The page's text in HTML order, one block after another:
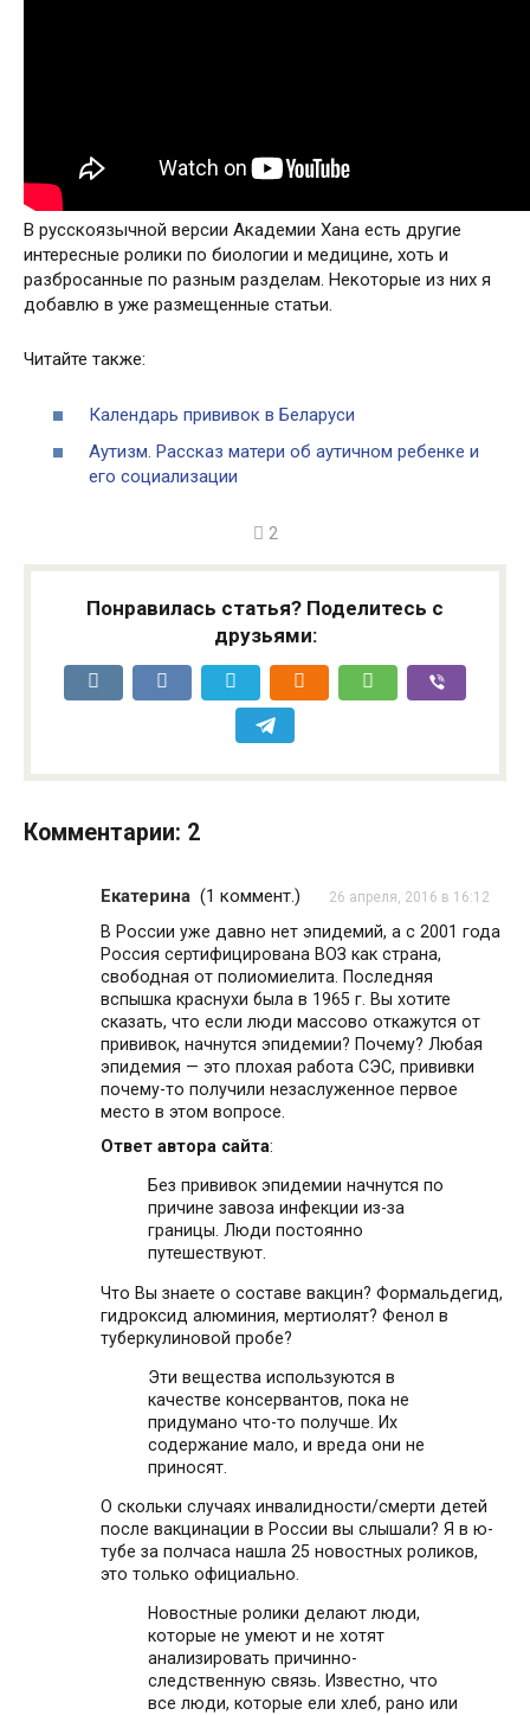
В русскоязычной версии Академии Хана есть другие
интересные ролики по биологии и медицине, хоть и
разбросанные по разным разделам. Некоторые из них я
добавлю в уже размещенные статьи.
Читайте также:
Календарь прививок в Беларуси
Аутизм. Рассказ матери об аутичном ребенке и
его социализации
2
Понравилась статья? Поделитесь с
друзьями:
Комментарии: 2
Екатерина (1 коммент.) 26 апреля, 2016 в 16:12
В России уже давно нет эпидемий, а с 2001 года
Россия сертифицирована ВОЗ как страна,
свободная от полиомиелита. Последняя
вспышка краснухи была в 1965 г. Вы хотите
сказать, что если люди массово откажутся от
прививок, начнутся эпидемии? Почему? Любая
эпидемия — это плохая работа СЭС, прививки
почему-то получили незаслуженное первое
место в этом вопросе.
Ответ автора сайта:
Без прививок эпидемии начнутся по
причине завоза инфекции из-за
границы. Люди постоянно
путешествуют.
Что Вы знаете о составе вакцин? Формальдегид,
гидроксид алюминия, мертиолят? Фенол в
туберкулиновой пробе?
Эти вещества используются в
качестве консервантов, пока не
придумано что-то получше. Их
содержание мало, и вреда они не
приносят.
О скольки случаях инвалидности/смерти детей
после вакцинации в России вы слышали? Я в ю-
тубе за полчаса нашла 25 новостных роликов,
это только официально.
Новостные ролики делают люди,
которые не умеют и не хотят
анализировать причинно-
следственную связь. Известно, что
все люди, которые ели хлеб, рано или